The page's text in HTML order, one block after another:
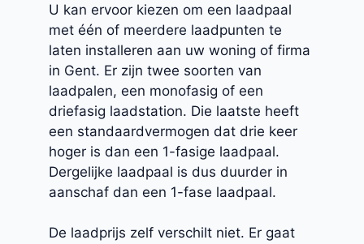
U kan ervoor kiezen om een laadpaal
met één of meerdere laadpunten te
laten installeren aan uw woning of firma
in Gent. Er zijn twee soorten van
laadpalen, een monofasig of een
driefasig laadstation. Die laatste heeft
een standaardvermogen dat drie keer
hoger is dan een 1-fasige laadpaal.
Dergelijke laadpaal is dus duurder in
aanschaf dan een 1-fase laadpaal.
De laadprijs zelf verschilt niet. Er gaat